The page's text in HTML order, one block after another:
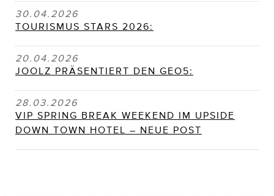
30.04.2026
TOURISMUS STARS 2026:
20.04.2026
JOOLZ PRÄSENTIERT DEN GEO5:
28.03.2026
VIP SPRING BREAK WEEKEND IM UPSIDE
DOWN TOWN HOTEL – NEUE POST